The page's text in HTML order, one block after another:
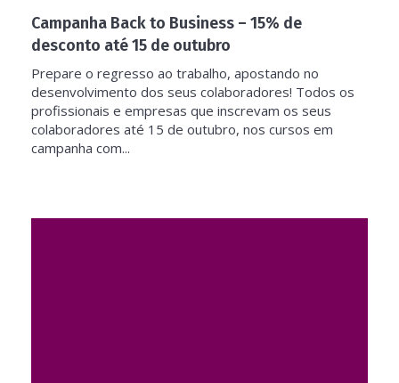
Campanha Back to Business – 15% de
desconto até 15 de outubro
Prepare o regresso ao trabalho, apostando no
desenvolvimento dos seus colaboradores! Todos os
profissionais e empresas que inscrevam os seus
colaboradores até 15 de outubro, nos cursos em
campanha com...